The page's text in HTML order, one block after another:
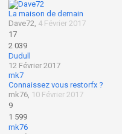
La maison de demain
Dave72, 4 Février 2017
17
2 039
Dudull
12 Février 2017
mk7
Connaissez vous restorfx ?
mk76, 10 Février 2017
9
1 599
mk76